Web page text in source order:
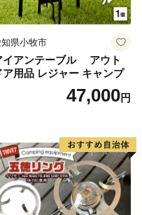
県小牧市
イアンテーブル アウト
ア用品 レジャー キャンプ
47,000円